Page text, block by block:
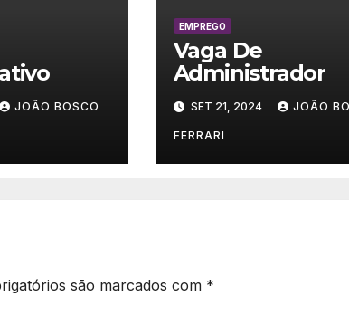
JOÃO BOSCO
EMPREGO
Vaga De
Administrador
SET 21, 2024 JOÃO
FERRARI
são marcados com *